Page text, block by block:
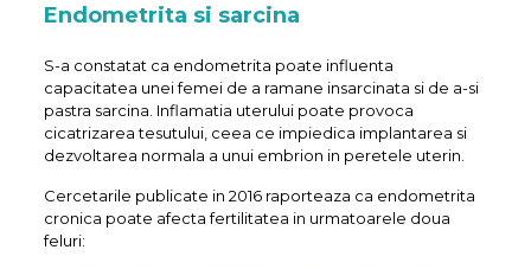
Endometrita si sarcina
S-a constatat ca endometrita poate influenta
capacitatea unei femei de a ramane insarcinata si de a-si
pastra sarcina. Inflamatia uterului poate provoca
cicatrizarea tesutului, ceea ce impiedica implantarea si
dezvoltarea normala a unui embrion in peretele uterin.
Cercetarile publicate in 2016 raporteaza ca endometrita
cronica poate afecta fertilitatea in urmatoarele doua
feluri: